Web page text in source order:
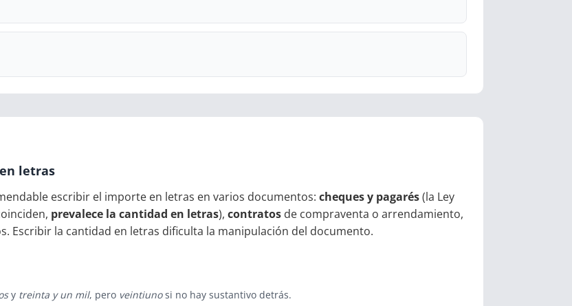
letras
escribir el importe en letras en varios documentos: cheques y pagarés(la Ley
prevalece la cantidad en letras), contratos de compraventa o arrendamiento,
Escribir la cantidad en letras dificulta la manipulación del documento.
y treinta y un mil, pero veintiunosi no hay sustantivo detrás.